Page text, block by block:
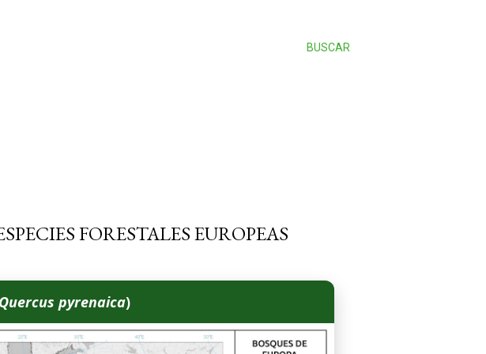
BUSCAR
FORESTALES EUROPEAS
Quercus pyrenaica)